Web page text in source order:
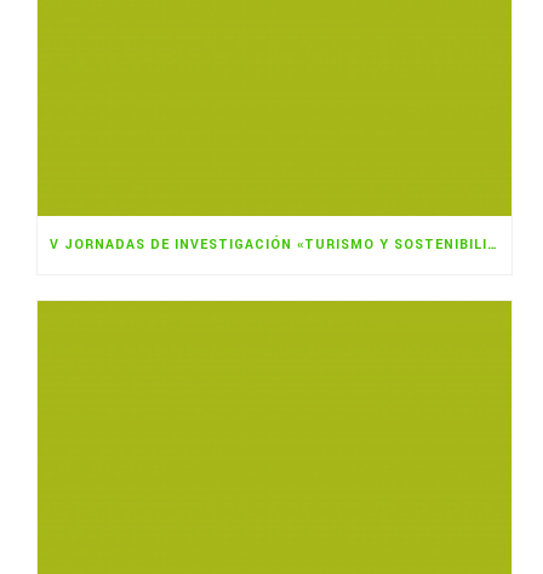
V JORNADAS DE INVESTIGACIÓN «TURISMO Y SOSTENIBILIDAD»